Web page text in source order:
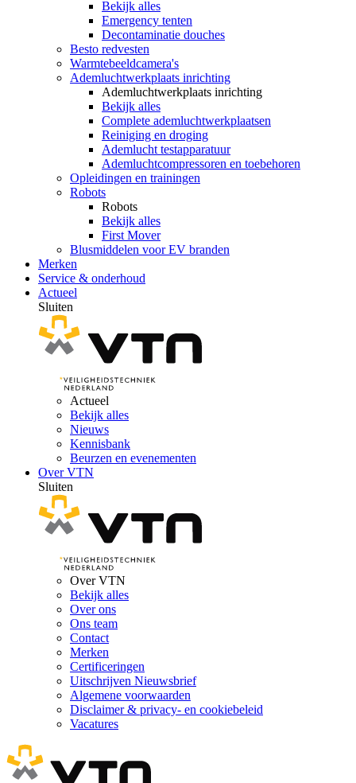
Bekijk alles
Emergency tenten
Decontaminatie douches
Besto redvesten
Warmtebeeldcamera's
Ademluchtwerkplaats inrichting
Ademluchtwerkplaats inrichting
Bekijk alles
Complete ademluchtwerkplaatsen
Reiniging en droging
Ademlucht testapparatuur
Ademluchtcompressoren en toebehoren
Opleidingen en trainingen
Robots
Robots
Bekijk alles
First Mover
Blusmiddelen voor EV branden
Merken
Service & onderhoud
Actueel
Sluiten
Actueel
Bekijk alles
Nieuws
Kennisbank
Beurzen en evenementen
Over VTN
Sluiten
Over VTN
Bekijk alles
Over ons
Ons team
Contact
Merken
Certificeringen
Uitschrijven Nieuwsbrief
Algemene voorwaarden
Disclaimer & privacy- en cookiebeleid
Vacatures